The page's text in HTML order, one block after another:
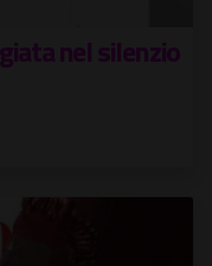
nel silenzio